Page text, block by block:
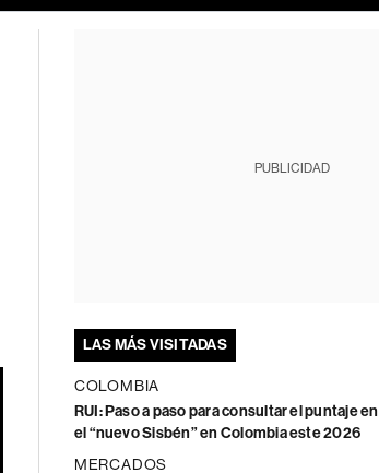
PUBLICIDAD
LAS MÁS VISITADAS
COLOMBIA
RUI: Paso a paso para consultar el puntaje en
el “nuevo Sisbén” en Colombia este 2026
MERCADOS